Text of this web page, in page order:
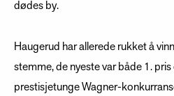
dødes by.
Haugerud har allerede rukket å
stemme, de nyeste var både 1.
prestisjetunge Wagner-